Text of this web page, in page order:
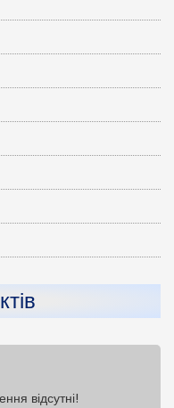
відсутні!